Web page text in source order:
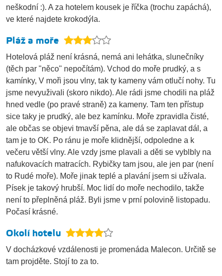
neškodní :). A za hotelem kousek je říčka (trochu zapáchá),
ve které najdete krokodýla.
Pláž a moře
Hotelová pláž není krásná, nemá ani lehátka, slunečníky
(těch par "něco" nepočítám). Vchod do moře prudký, a s
kamínky, V moři jsou vlny, tak ty kameny vám otlučí nohy. Tu
jsme nevyuživali (skoro nikdo). Ale rádi jsme chodili na pláž
hned vedle (po pravé straně) za kameny. Tam ten přístup
sice taky je prudký, ale bez kamínku. Moře zpravidla čisté,
ale občas se objevi tmavší pěna, ale dá se zaplavat dál, a
tam je to OK. Po ránu je moře klidnější, odpoledne a k
večeru větší vlny. Ale vzdy jsme plavali a děti se vyblbly na
nafukovacích matracích. Rybičky tam jsou, ale jen par (není
to Rudé moře). Moře jinak teplé a plavání jsem si užívala.
Písek je takový hrubší. Moc lidí do moře nechodilo, takže
není to přeplněná pláž. Byli jsme v prní polovině listopadu.
Počasí krásné.
Okolí hotelu
V docházkové vzdálenosti je promenáda Malecon. Určitě se
tam projděte. Stojí to za to.